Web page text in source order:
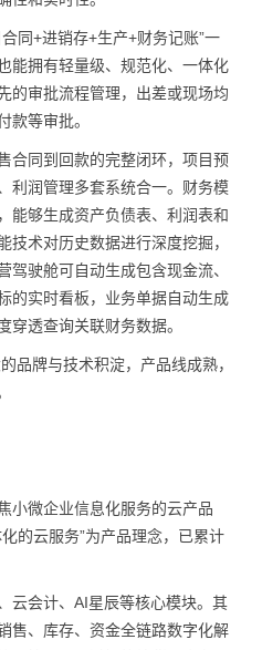
同+进销存+生产+财务记账”一
能拥有轻量级、规范化、一体化
的审批流程管理，出差或现场均
款等审批。
合同到回款的完整闭环，项目预
利润管理多套系统合一。财务模
能够生成资产负债表、利润表和
技术对历史数据进行深度挖掘，
驾驶舱可自动生成包含现金流、
的实时看板，业务单据自动生成
穿透查询关联财务数据。
品牌与技术积淀，产品线成熟，
小微企业信息化服务的云产品
的云服务”为产品理念，已累计
云会计、AI星辰等核心模块。其
售、库存、资金全链路数字化解